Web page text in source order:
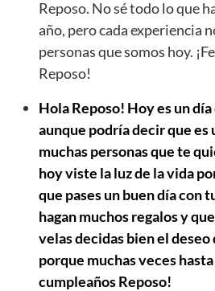
Reposo. No sé todo lo que
año, pero cada experiencia
personas que somos hoy.
Reposo!
Hola Reposo! Hoy es un
aunque podría decir que es
muchas personas que te
hoy viste la luz de la vida
que pases un buen día con
hagan muchos regalos y
velas decidas bien el deseo
porque muchas veces
cumpleaños Reposo!